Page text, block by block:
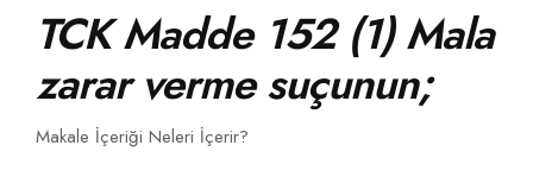
TCK Madde 152(1) Mala
zarar verme suçunun;
Makale İçeriği Neleri İçerir?